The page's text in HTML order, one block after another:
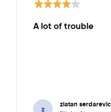
A lot of trouble
z zlatan serdarevic